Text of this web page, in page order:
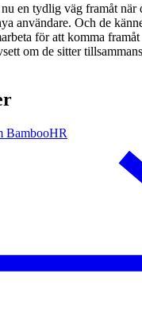
en tydlig väg framåt när
användare. Och de
för att komma
om de sitter
BambooHR